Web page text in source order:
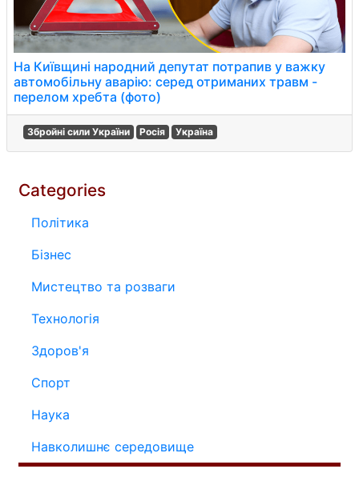
На Київщині народний депутат потрапив у важку
автомобільну аварію: серед отриманих травм -
перелом хребта (фото)
Збройні сили України Росія Україна
Categories
Політика
Бізнес
Мистецтво та розваги
Технологія
Здоров'я
Спорт
Наука
Навколишнє середовище